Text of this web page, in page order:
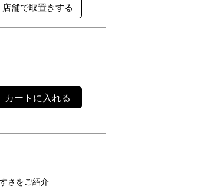
カートに入れる
さをご紹介